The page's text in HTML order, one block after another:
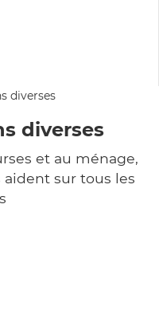
diverses
et au ménage,
sur tous les